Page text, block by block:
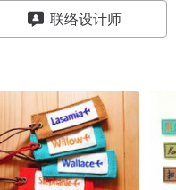
联络设计师